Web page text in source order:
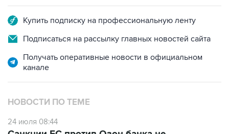
Подписаться на рассылку главных новостей сайта
Получать оперативные новости в официальном
НОВОСТИ ПО ТЕМЕ
24 июля 08:44
распространяются на другие юрлица группы